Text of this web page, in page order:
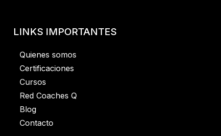
LINKS IMPORTANTES
Quienes somos
Certificaciones
Cursos
Red Coaches Q
Blog
Contacto